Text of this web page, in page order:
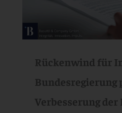
Rückenwind für
Bundesregierung
Verbesserung der